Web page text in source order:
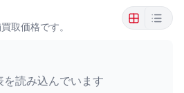
取価格です。
を読み込んでいます